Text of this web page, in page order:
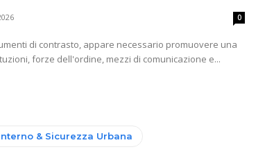
0
di contrasto, appare necessario promuovere una
forze dell'ordine, mezzi di comunicazione e...
& Sicurezza Urbana